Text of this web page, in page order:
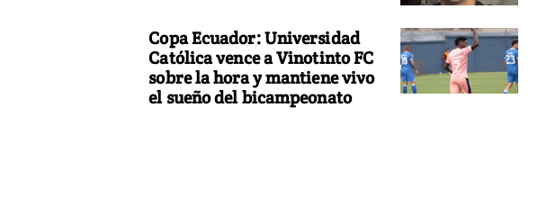
Copa Ecuador: Universidad
Católica vence a Vinotinto FC
sobre la hora y mantiene vivo
el sueño del bicampeonato